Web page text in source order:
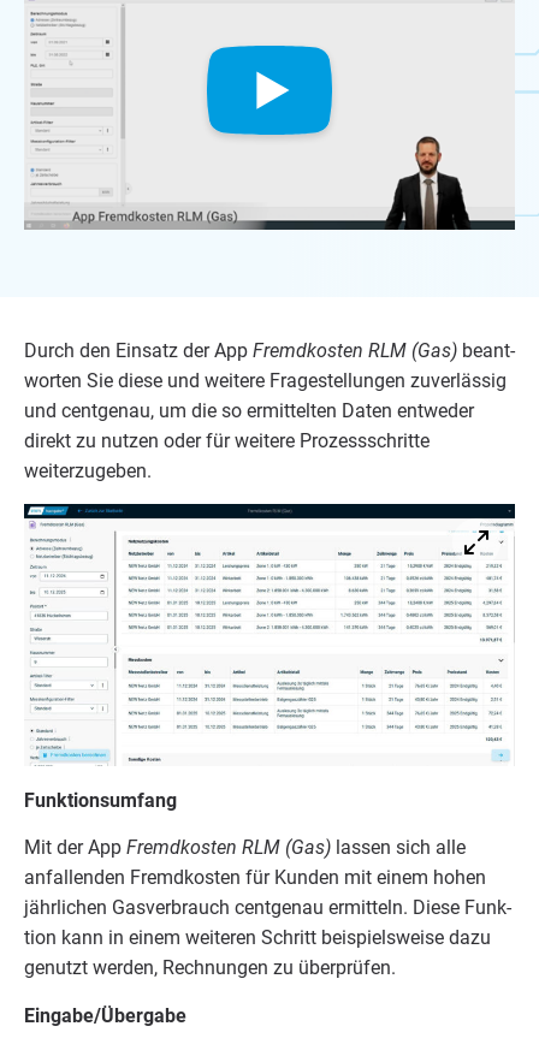
Durch den Ein­satz der App Fremd­kos­ten RLM (Gas) beant­
wor­ten Sie die­se und wei­te­re Fra­ge­stel­lun­gen zuver­läs­sig
und cent­ge­nau, um die so ermit­tel­ten Daten ent­we­der
direkt zu nut­zen oder für wei­te­re Pro­zess­schrit­te
weiterzugeben.
Funk­ti­ons­um­fang
Mit der App Fremd­kos­ten RLM (Gas) las­sen sich alle
anfal­len­den Fremd­kos­ten für Kun­den mit einem hohen
jähr­li­chen Gas­ver­brauch cent­ge­nau ermit­teln. Die­se Funk­
ti­on kann in einem wei­te­ren Schritt bei­spiels­wei­se dazu
genutzt wer­den, Rech­nun­gen zu überprüfen.
Eingabe/​Übergabe